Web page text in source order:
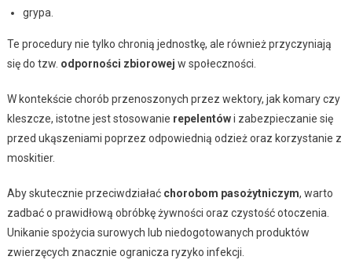
grypa.
Te procedury nie tylko chronią jednostkę, ale również przyczyniają
się do tzw. odporności zbiorowej w społeczności.
W kontekście chorób przenoszonych przez wektory, jak komary czy
kleszcze, istotne jest stosowanie repelentówi zabezpieczanie się
przed ukąszeniami poprzez odpowiednią odzież oraz korzystanie z
moskitier.
Aby skutecznie przeciwdziałać chorobom pasożytniczym, warto
zadbać o prawidłową obróbkę żywności oraz czystość otoczenia.
Unikanie spożycia surowych lub niedogotowanych produktów
zwierzęcych znacznie ogranicza ryzyko infekcji.